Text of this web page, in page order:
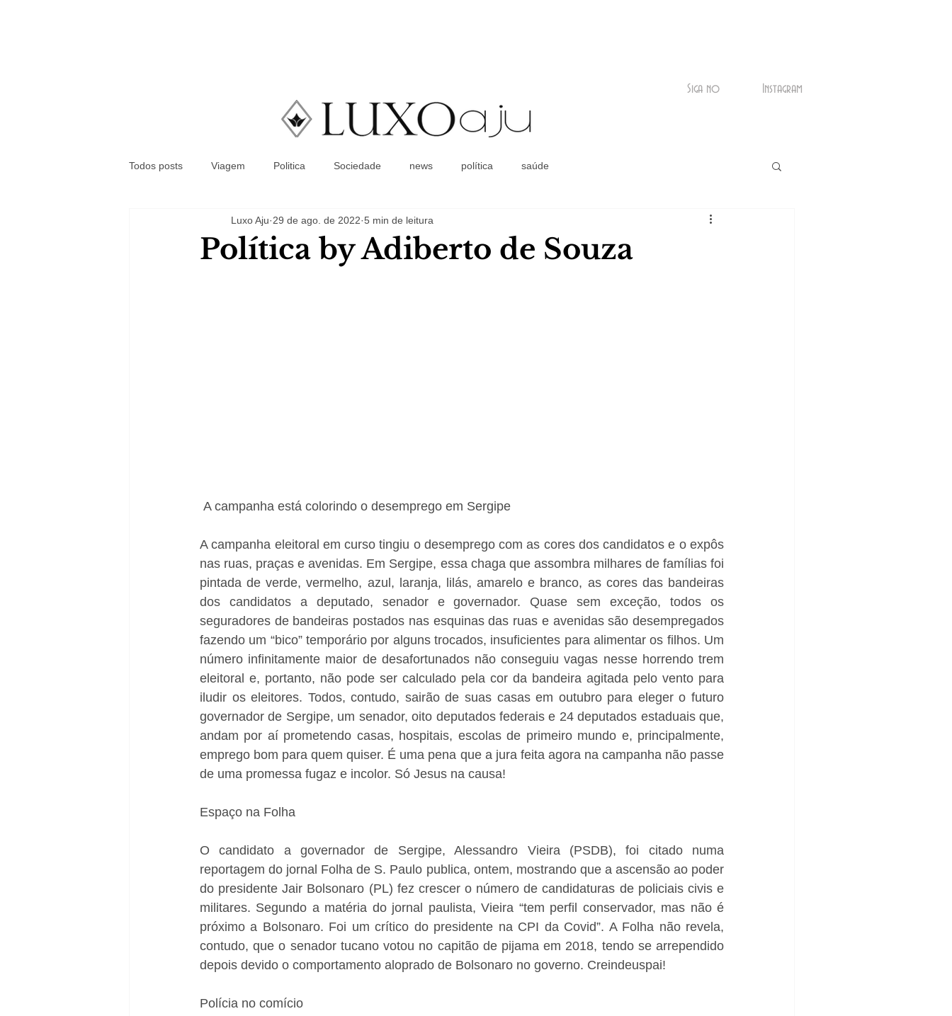
Coluna Social
Siga no Instagram
Todos posts Viagem Politica Sociedade news política saúde
Política by Adiberto de Souza
Luxo Aju 29 de ago. de 2022 5 min de leitura
A campanha está colorindo o desemprego em Sergipe
A campanha eleitoral em curso tingiu o desemprego com as cores dos candidatos e o expôs
nas ruas, praças e avenidas. Em Sergipe, essa chaga que assombra milhares de famílias foi
pintada de verde, vermelho, azul, laranja, lilás, amarelo e branco, as cores das bandeiras
dos candidatos a deputado, senador e governador. Quase sem exceção, todos os
seguradores de bandeiras postados nas esquinas das ruas e avenidas são desempregados
fazendo um “bico” temporário por alguns trocados, insuficientes para alimentar os filhos. Um
número infinitamente maior de desafortunados não conseguiu vagas nesse horrendo trem
eleitoral e, portanto, não pode ser calculado pela cor da bandeira agitada pelo vento para
iludir os eleitores. Todos, contudo, sairão de suas casas em outubro para eleger o futuro
governador de Sergipe, um senador, oito deputados federais e 24 deputados estaduais que,
andam por aí prometendo casas, hospitais, escolas de primeiro mundo e, principalmente,
emprego bom para quem quiser. É uma pena que a jura feita agora na campanha não passe
de uma promessa fugaz e incolor. Só Jesus na causa!
Espaço na Folha
O candidato a governador de Sergipe, Alessandro Vieira (PSDB), foi citado numa
reportagem do jornal Folha de S. Paulo publica, ontem, mostrando que a ascensão ao poder
do presidente Jair Bolsonaro (PL) fez crescer o número de candidaturas de policiais civis e
militares. Segundo a matéria do jornal paulista, Vieira “tem perfil conservador, mas não é
próximo a Bolsonaro. Foi um crítico do presidente na CPI da Covid”. A Folha não revela,
contudo, que o senador tucano votou no capitão de pijama em 2018, tendo se arrependido
depois devido o comportamento aloprado de Bolsonaro no governo. Creindeuspai!
Polícia no comício